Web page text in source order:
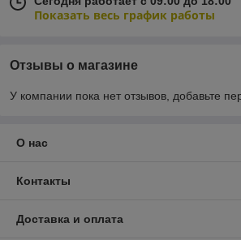
Показать весь график работы
Отзывы о магазине
У компании пока нет отзывов, добавьте
О нас
Контакты
Доставка и оплата